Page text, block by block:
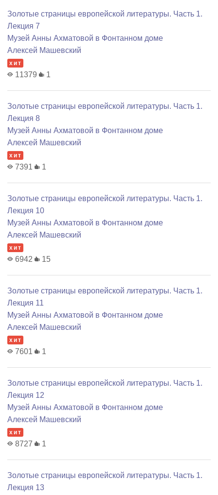
Золотые страницы европейской литературы. Часть 1.
Лекция 7
Музей Анны Ахматовой в Фонтанном доме
Алексей Машевский
хит
11379 1
Золотые страницы европейской литературы. Часть 1.
Лекция 8
Музей Анны Ахматовой в Фонтанном доме
Алексей Машевский
хит
7391 1
Золотые страницы европейской литературы. Часть 1.
Лекция 10
Музей Анны Ахматовой в Фонтанном доме
Алексей Машевский
хит
6942 15
Золотые страницы европейской литературы. Часть 1.
Лекция 11
Музей Анны Ахматовой в Фонтанном доме
Алексей Машевский
хит
7601 1
Золотые страницы европейской литературы. Часть 1.
Лекция 12
Музей Анны Ахматовой в Фонтанном доме
Алексей Машевский
хит
8727 1
Золотые страницы европейской литературы. Часть 1.
Лекция 13